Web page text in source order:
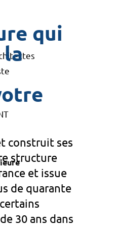
qui
la
construit ses
structure
et issue
de quarante
30 ans dans